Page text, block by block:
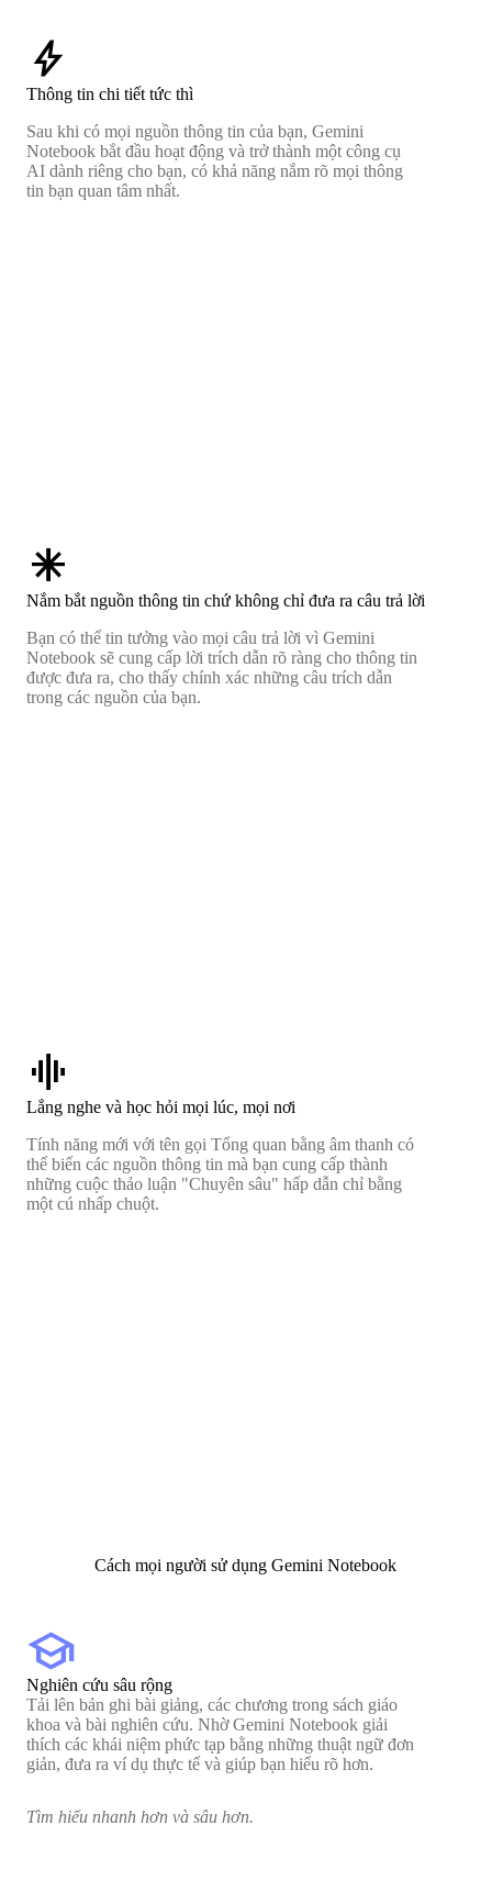
bolt
Thông tin chi tiết tức thì
Sau khi có mọi nguồn thông tin của bạn, Gemini
Notebook bắt đầu hoạt động và trở thành một công cụ
AI dành riêng cho bạn, có khả năng nắm rõ mọi thông
tin bạn quan tâm nhất.
asterisk
Nắm bắt nguồn thông tin chứ không chỉ đưa ra câu trả lời
Bạn có thể tin tưởng vào mọi câu trả lời vì Gemini
Notebook sẽ cung cấp lời trích dẫn rõ ràng cho thông tin
được đưa ra, cho thấy chính xác những câu trích dẫn
trong các nguồn của bạn.
graphic_eq
Lắng nghe và học hỏi mọi lúc, mọi nơi
Tính năng mới với tên gọi Tổng quan bằng âm thanh có
thể biến các nguồn thông tin mà bạn cung cấp thành
những cuộc thảo luận "Chuyên sâu" hấp dẫn chỉ bằng
một cú nhấp chuột.
Cách mọi người sử dụng Gemini Notebook
school
Nghiên cứu sâu rộng
Tải lên bản ghi bài giảng, các chương trong sách giáo
khoa và bài nghiên cứu. Nhờ Gemini Notebook giải
thích các khái niệm phức tạp bằng những thuật ngữ đơn
giản, đưa ra ví dụ thực tế và giúp bạn hiểu rõ hơn.
Tìm hiểu nhanh hơn và sâu hơn.